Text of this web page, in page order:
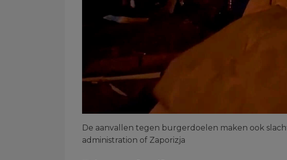
De aanvallen tegen burgerdoelen maken ook
administration of Zaporizja